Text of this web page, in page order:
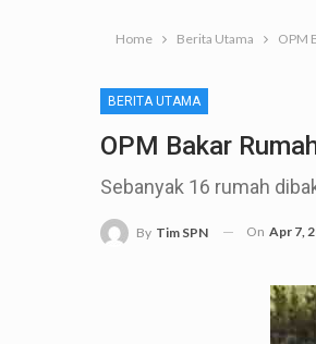
Home Berita Utama OPM
BERITA UTAMA
OPM Bakar
Sebanyak 16 rumah
By Tim SPN On Apr 7,